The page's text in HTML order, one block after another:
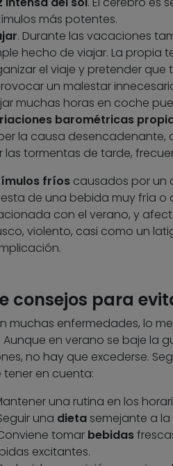
más potentes.
. Durante las vacaciones
hecho de viajar. La propia
el viaje y pretender
un malestar
muchas horas en coche
barométricas
la causa
las tormentas de tarde,
fríoscausados por un
de una bebida muy fría o
con el verano, y
violento, casi como un
consejos para
muchas enfermedades, lo
en verano se baje la
no hay que excederse.
tener en cuenta:
una rutina en los
una dietasemejante a la
tomar bebidas
excitantes.